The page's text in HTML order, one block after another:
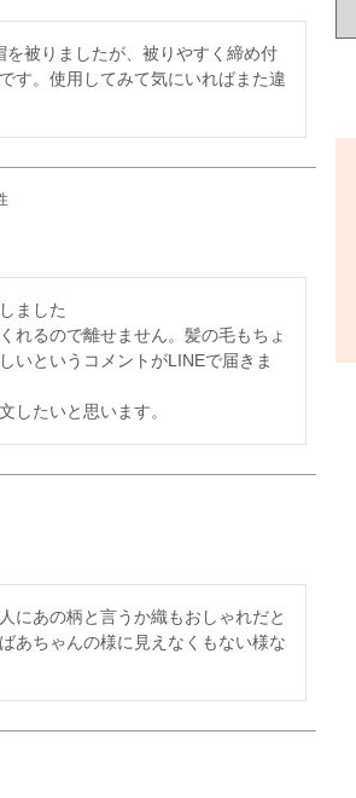
被りましたが、被りやすく締め付
す。使用してみて気にいればまた違
ました
れるので離せません。髪の毛もちょ
いというコメントがLINEで届きま
したいと思います。
にあの柄と言うか織もおしゃれだと
あちゃんの様に見えなくもない様な